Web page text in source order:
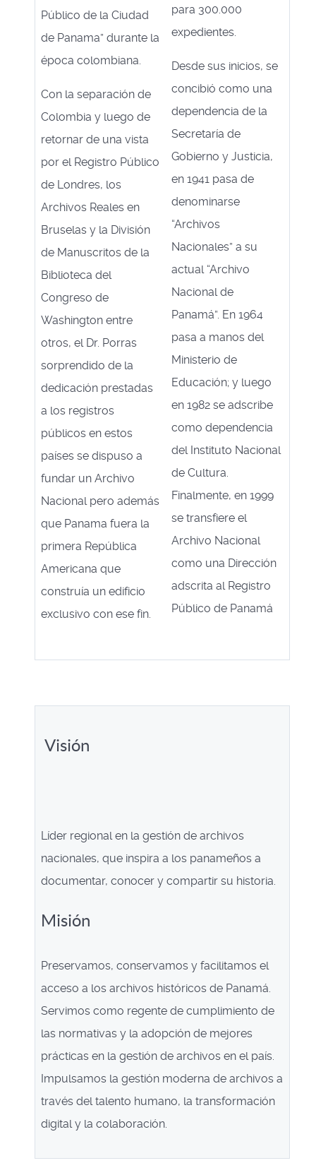
Público de la Ciudad
de Panama” durante la
época colombiana.
Con la separación de
Colombia y luego de
retornar de una vista
por el Registro Público
de Londres, los
Archivos Reales en
Bruselas y la División
de Manuscritos de la
Biblioteca del
Congreso de
Washington entre
otros, el Dr. Porras
sorprendido de la
dedicación prestadas
a los registros
públicos en estos
países se dispuso a
fundar un Archivo
Nacional pero además
que Panama fuera la
primera República
Americana que
construía un edificio
exclusivo con ese fin.
para 300.000
expedientes.
Desde sus inicios, se
concibió como una
dependencia de la
Secretaría de
Gobierno y Justicia,
en 1941 pasa de
denominarse
“Archivos
Nacionales” a su
actual “Archivo
Nacional de
Panamá”. En 1964
pasa a manos del
Ministerio de
Educación; y luego
en 1982 se adscribe
como dependencia
del Instituto Nacional
de Cultura.
Finalmente, en 1999
se transfiere el
Archivo Nacional
como una Dirección
adscrita al Registro
Público de Panamá
Visión
Líder regional en la gestión de archivos
nacionales, que inspira a los panameños a
documentar, conocer y compartir su historia.
Misión
Preservamos, conservamos y facilitamos el
acceso a los archivos históricos de Panamá.
Servimos como regente de cumplimiento de
las normativas y la adopción de mejores
prácticas en la gestión de archivos en el país.
Impulsamos la gestión moderna de archivos a
través del talento humano, la transformación
digital y la colaboración.